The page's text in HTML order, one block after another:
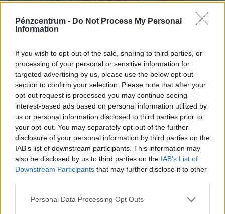
Pénzcentrum - Do Not Process My Personal
Information
If you wish to opt-out of the sale, sharing to third parties, or
processing of your personal or sensitive information for
targeted advertising by us, please use the below opt-out
section to confirm your selection. Please note that after your
opt-out request is processed you may continue seeing
interest-based ads based on personal information utilized by
us or personal information disclosed to third parties prior to
your opt-out. You may separately opt-out of the further
disclosure of your personal information by third parties on the
IAB’s list of downstream participants. This information may
also be disclosed by us to third parties on the IAB’s List of
Downstream Participants that may further disclose it to other
Personal Data Processing Opt Outs
tudsz a magyar fizetőeszközről?
A mai kvíz során a magyar fizetőeszköz bevezetésének
évfordulója alkalmából a jelenleg forgalomban lévő
magyar forint kapcsán teszünk fel izgalmas, érdekes
kérdéseket.